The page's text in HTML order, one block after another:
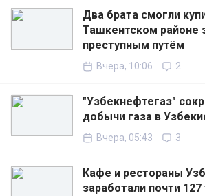
Два брата смогли
Ташкентском районе
преступным путём
Вчера, 10:06 2
"Узбекнефтегаз"
добычи газа в
Вчера, 05:43 3
Кафе и рестораны
заработали почти